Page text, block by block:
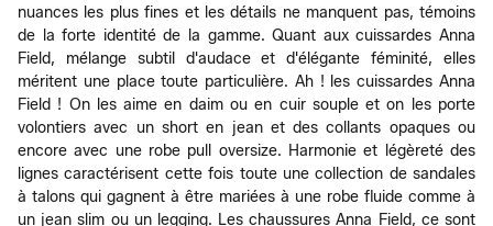
nuances les plus fines et les détails ne manquent pas, témoins
de la forte identité de la gamme. Quant aux cuissardes Anna
Field, mélange subtil d'audace et d'élégante féminité, elles
méritent une place toute particulière. Ah ! les cuissardes Anna
Field ! On les aime en daim ou en cuir souple et on les porte
volontiers avec un short en jean et des collants opaques ou
encore avec une robe pull oversize. Harmonie et légèreté des
lignes caractérisent cette fois toute une collection de sandales
à talons qui gagnent à être mariées à une robe fluide comme à
un jean slim ou un legging. Les chaussures Anna Field, ce sont